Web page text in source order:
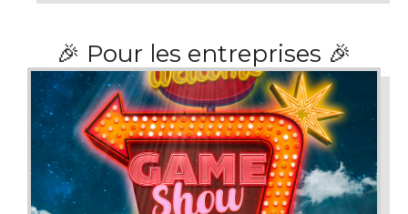
🎉 Pour les entreprises 🎉